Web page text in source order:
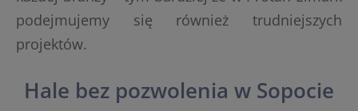
podejmujemy się również trudniejszych
projektów.
Hale bez pozwolenia w Sopocie